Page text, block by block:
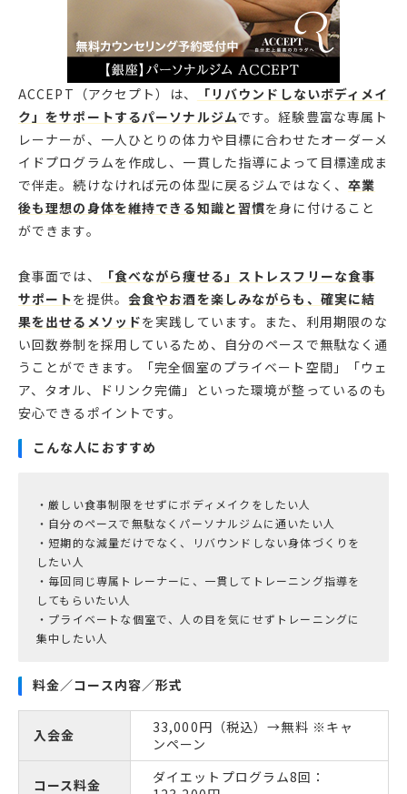
ACCEPT（アクセプト）は、
「リバウンドしないボディメイ
ク」をサポートするパーソナルジムです。経験豊富な専属ト
レーナーが、一人ひとりの体力や目標に合わせたオーダーメ
イドプログラムを作成し、一貫した指導によって目標達成ま
で伴走。続けなければ元の体型に戻るジムではなく、 卒業
後も理想の身体を維持できる知識と習慣を身に付けること
ができます。
食事面では、
「食べながら痩せる」ストレスフリーな食事
サポートを提供。 会食やお酒を楽しみながらも、確実に結
果を出せるメソッドを実践しています。また、利用期限のな
い回数券制を採用しているため、自分のペースで無駄なく通
うことができます。「完全個室のプライベート空間」「ウェ
ア、タオル、ドリンク完備」といった環境が整っているのも
安心できるポイントです。
こんな人におすすめ
・厳しい食事制限をせずにボディメイクをしたい人
・自分のペースで無駄なくパーソナルジムに通いたい人
・短期的な減量だけでなく、リバウンドしない身体づくりを
したい人
・毎回同じ専属トレーナーに、一貫してトレーニング指導を
してもらいたい人
・プライベートな個室で、人の目を気にせずトレーニングに
集中したい人
料金／コース内容／形式
入会金
33,000円（税込）→無料 ※キャ
ンペーン
コース料金
ダイエットプログラム8回：